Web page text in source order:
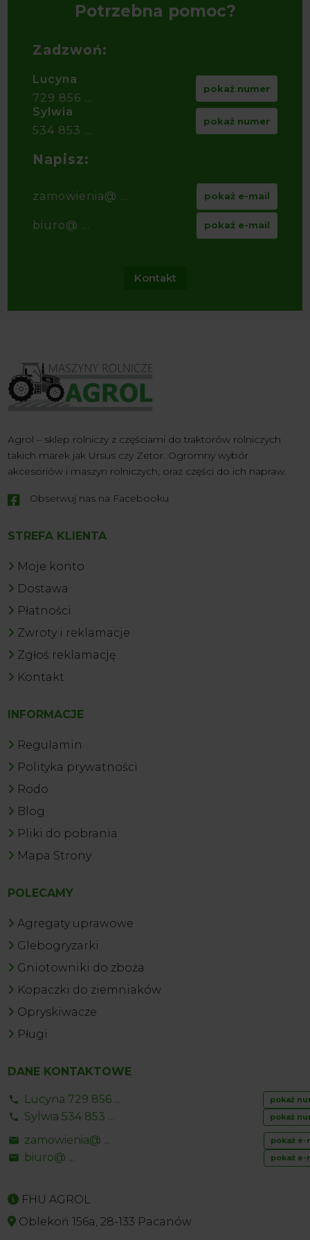
Potrzebna pomoc?
Zadzwoń:
Lucyna
729 856 ...
pokaż numer
Sylwia
534 853 ...
pokaż numer
Napisz:
zamowienia@ ... pokaż e-mail
biuro@ ... pokaż e-mail
Kontakt
Agrol – sklep rolniczy z częściami do traktorów rolniczych
takich marek jak Ursus czy Zetor. Ogromny wybór
akcesoriów i maszyn rolniczych, oraz części do ich napraw.
 Obserwuj nas na Facebooku
STREFA KLIENTA
Moje konto
Dostawa
Płatności
Zwroty i reklamacje
Zgłoś reklamację
Kontakt
INFORMACJE
Regulamin
Polityka prywatności
Rodo
Blog
Pliki do pobrania
Mapa Strony
POLECAMY
Agregaty uprawowe
Glebogryzarki
Gniotowniki do zboża
Kopaczki do ziemniaków
Opryskiwacze
Pługi
DANE KONTAKTOWE
Lucyna 729 856 ... pokaż
Sylwia 534 853 ... pokaż
zamowienia@ ... pokaż e-
biuro@ ... pokaż e-
FHU AGROL
Oblekoń 156a, 28-133 Pacanów